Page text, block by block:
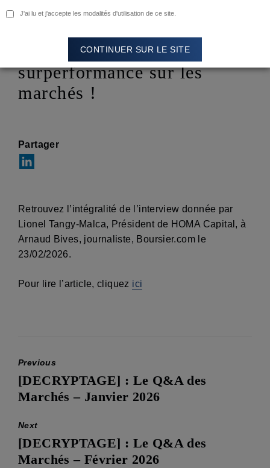
[INTERVIEW] Le « S »,
un vecteur de
surperformance sur les
marchés !
Partager
Retrouvez l’intégralité de l’interview donnée par
Lionel Tangy-Malca, Président de HOMA Capital, à
Arnaud Bives, journaliste, Boursier.com le
23/02/2026.
Pour lire l’article, cliquez ici
Previous
Previous
post:
[DECRYPTAGE] : Le Q&A des
Marchés – Janvier 2026
Next
Next
post:
[DECRYPTAGE] : Le Q&A des
Marchés – Février 2026
J'ai lu et j'accepte les modalités d'utilisation de ce site.
CONTINUER SUR LE SITE